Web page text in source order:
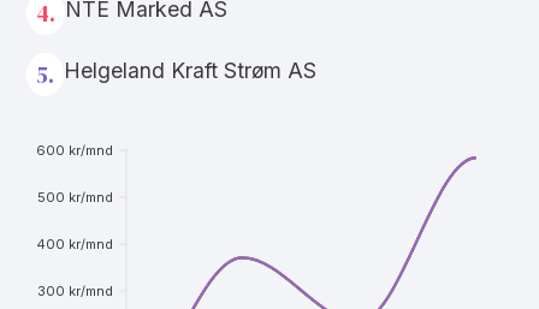
4. NTE Marked AS
5. Helgeland Kraft Strøm AS
600 kr/mnd
500 kr/mnd
400 kr/mnd
300 kr/mnd